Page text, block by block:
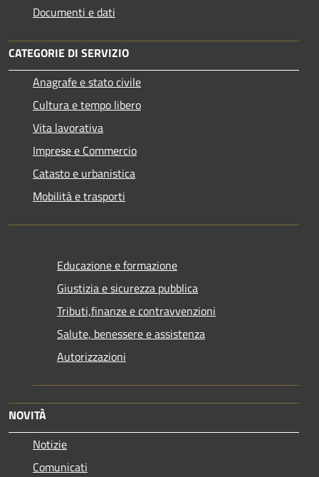
Documenti e dati
CATEGORIE DI SERVIZIO
Anagrafe e stato civile
Cultura e tempo libero
Vita lavorativa
Imprese e Commercio
Catasto e urbanistica
Mobilità e trasporti
Educazione e formazione
Giustizia e sicurezza pubblica
Tributi,finanze e contravvenzioni
Salute, benessere e assistenza
Autorizzazioni
NOVITÀ
Notizie
Comunicati